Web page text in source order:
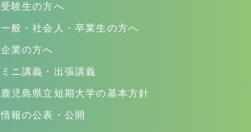
受験生の方へ
一般・社会人・卒業生の方へ
企業の方へ
ミニ講義・出張講義
鹿児島県立短期大学の基本方針
情報の公表・公開